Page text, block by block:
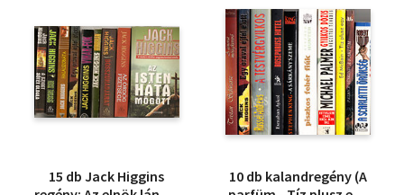
15 db Jack Higgins
10 db kalandregény (A